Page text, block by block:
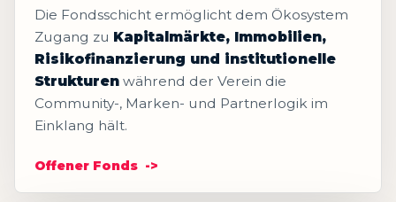
Die Fondsschicht ermöglicht dem Ökosystem
Zugang zu Kapitalmärkte, Immobilien,
Risikofinanzierung und institutionelle
Strukturen während der Verein die
Community-, Marken- und Partnerlogik im
Einklang hält.
Offener Fonds